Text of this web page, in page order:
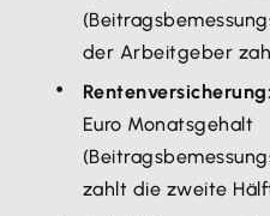
der Arbeitgeber
Rentenversicherung:
Euro Monatsgehalt
zahlt die zweite